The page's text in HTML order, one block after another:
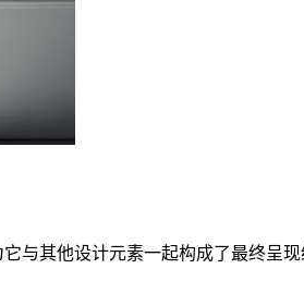
与其他设计元素一起构成了最终呈现